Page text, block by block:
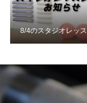
8/4のスタジオレッ